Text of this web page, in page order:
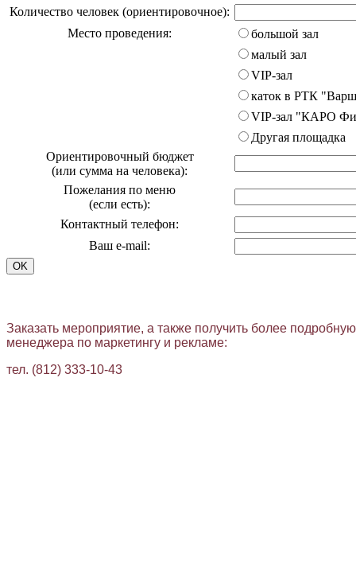
Количество человек (ориентировочное):
Место проведения:
большой зал
малый зал
VIP-зал
каток в РТК
VIP-зал "КАРО
Другая площадка
Ориентировочный бюджет
(или сумма на человека):
Пожелания по меню
(если есть):
Контактный телефон:
Ваш e-mail:
Заказать мероприятие, а также получить более
менеджера по маркетингу и рекламе:
тел. (812) 333-10-43